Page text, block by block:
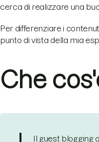
cerca di realizzare una
Per differenziare i
punto di vista della mia
Che
Il guest blogging